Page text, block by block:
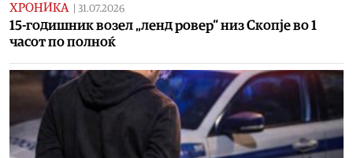
ХРОНИКА 31.07.2026
15-годишник возел „ленд ровер“ низ Скопје во 1
часот по полноќ